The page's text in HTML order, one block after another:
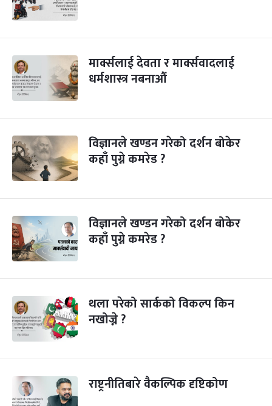
मार्क्सलाई देवता र मार्क्सवादलाई
धर्मशास्त्र नबनाऔं
विज्ञानले खण्डन गरेको दर्शन बोकेर
कहाँ पुग्ने कमरेड ?
विज्ञानले खण्डन गरेको दर्शन बोकेर
कहाँ पुग्ने कमरेड ?
थला परेको सार्कको विकल्प किन
नखोज्ने ?
राष्ट्रनीतिबारे वैकल्पिक दृष्टिकोण